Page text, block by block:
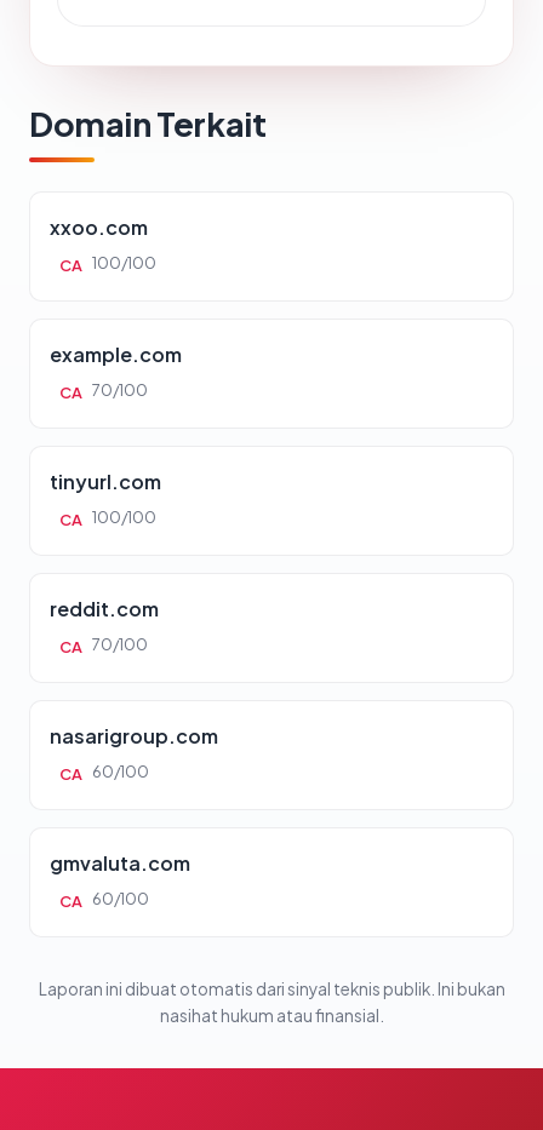
Domain Terkait
xxoo.com
CA 100/100
example.com
CA 70/100
tinyurl.com
CA 100/100
reddit.com
CA 70/100
nasarigroup.com
CA 60/100
gmvaluta.com
CA 60/100
Laporan ini dibuat otomatis dari sinyal teknis publik. Ini bukan
nasihat hukum atau finansial.